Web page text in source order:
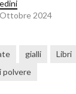
2024
gialli Libri
polvere